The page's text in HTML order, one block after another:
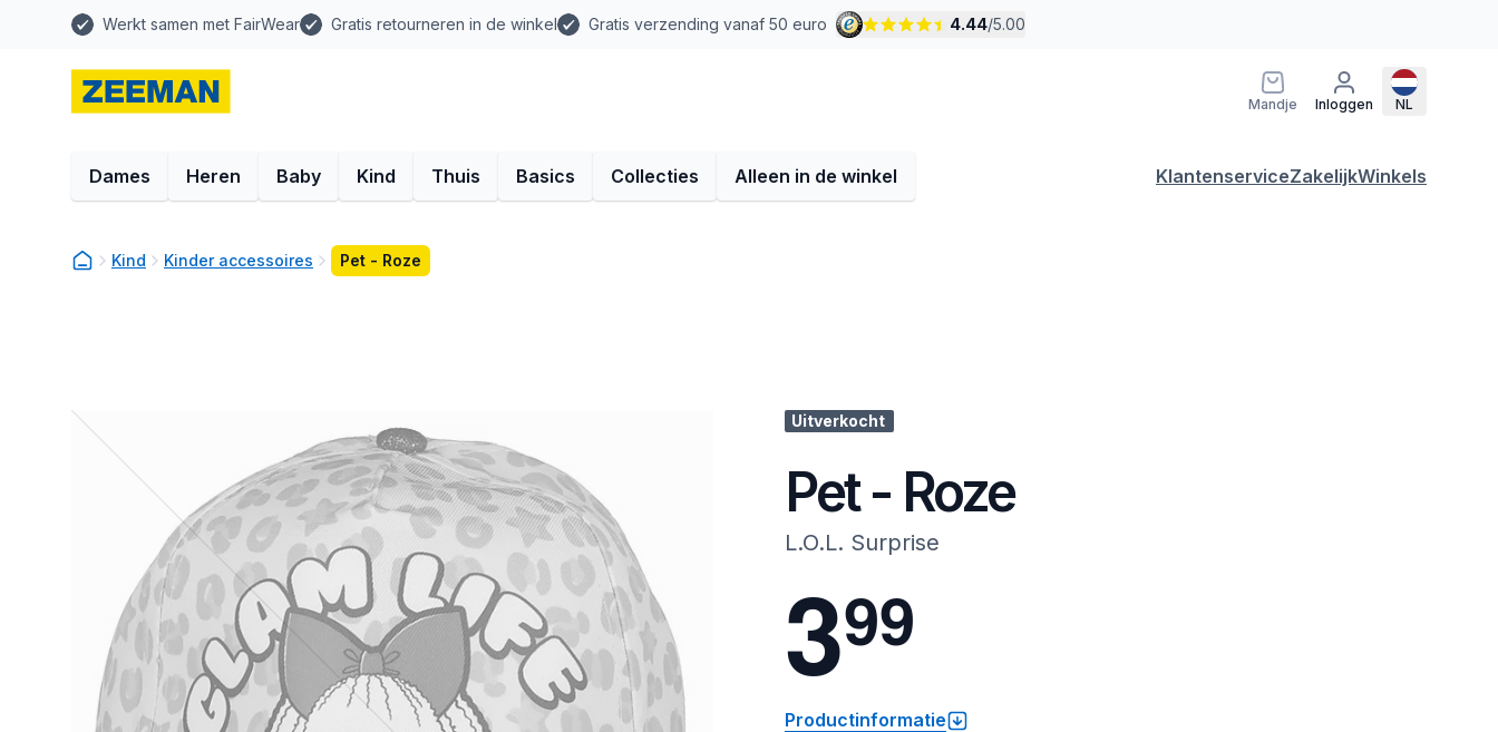
Werkt samen met FairWear Gratis retourneren in de winkel Gratis verzending vanaf 50 euro 4.44/5.00
Mandje Inloggen NL
Dames Heren Baby Kind Thuis Basics Collecties Alleen in de winkel KlantenserviceZakelijkWinkels
Kind Kinder accessoires Pet - Roze
Uitverkocht
Pet - Roze
L.O.L. Surprise
399
Productinformatie